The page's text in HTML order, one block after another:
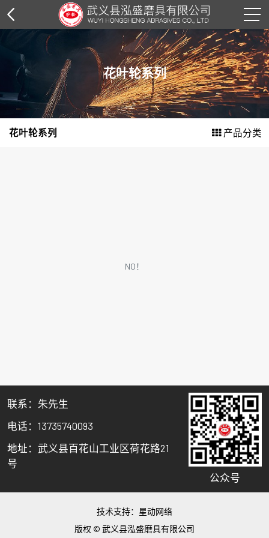
花叶轮系列
花叶轮系列 产品分类
NO！
联系：朱先生
电话：13735740093
地址：武义县百花山工业区荷花路21
号
公众号
技术支持： 星动网络
版权 © 武义县泓盛磨具有限公司
树脂砂轮片
角磨片系列
切割片系列
钢丝轮系列